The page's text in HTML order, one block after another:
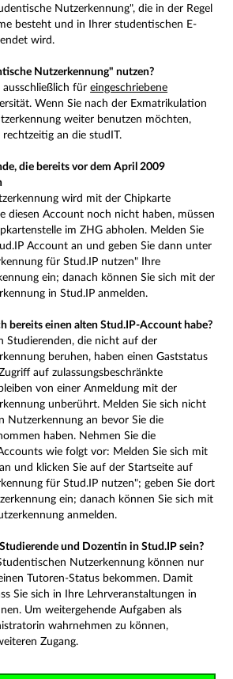
Nutzerkennung", die in der Regel
besteht und in Ihrer studentischen E-
wird.
Nutzerkennung" nutzen?
ausschließlich füreingeschriebene
Wenn Sie nach der Exmatrikulation
weiter benutzen möchten,
an die studIT.
die bereits vor dem April 2009
wird mit der Chipkarte
diesen Account noch nicht haben, müssen
im ZHG abholen. Melden Sie
Account an und geben Sie dann unter
für Stud.IP nutzen" Ihre
ein; danach können Sie sich mit der
in Stud.IP anmelden.
bereits einen alten Stud.IP-Account habe?
Studierenden, die nicht auf der
beruhen, haben einen Gaststatus
auf zulassungsbeschränkte
von einer Anmeldung mit der
unberührt. Melden Sie sich nicht
Nutzerkennung an bevor Sie die
haben. Nehmen Sie die
wie folgt vor: Melden Sie sich mit
und klicken Sie auf der Startseite auf
für Stud.IP nutzen"; geben Sie dort
ein; danach können Sie sich mit
anmelden.
und Dozentin in Stud.IP sein?
Nutzerkennung können nur
Tutoren-Status bekommen. Damit
Sie sich in Ihre Lehrveranstaltungen in
Um weitergehende Aufgaben als
wahrnehmen zu können,
Zugang.